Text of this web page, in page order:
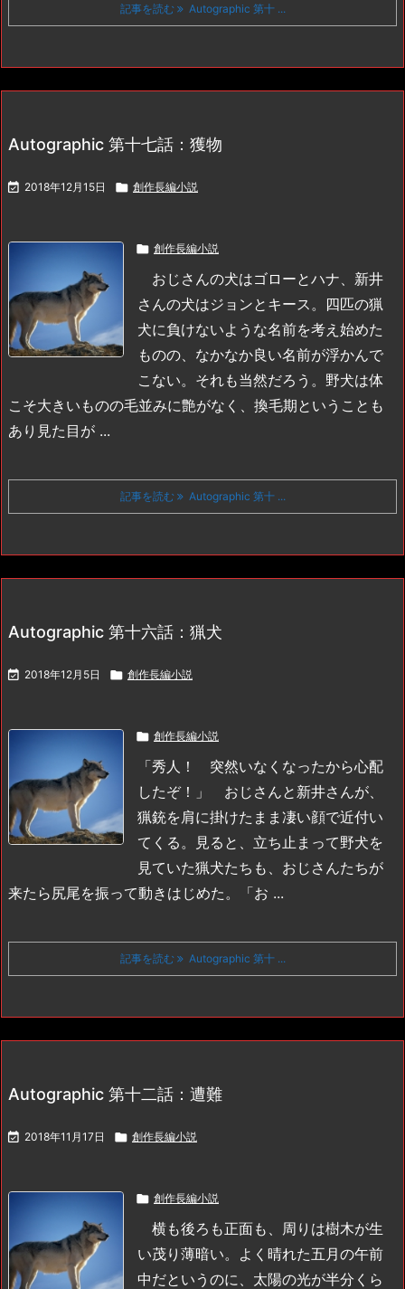
記事を読む Autographic 第十 ...
Autographic 第十七話：獲物
 2018年12月15日  創作長編小説
 創作長編小説
おじさんの犬はゴローとハナ、新井
さんの犬はジョンとキース。四匹の猟
犬に負けないような名前を考え始めた
ものの、なかなか良い名前が浮かんで
こない。それも当然だろう。野犬は体
こそ大きいものの毛並みに艶がなく、換毛期ということも
あり見た目が ...
記事を読む Autographic 第十 ...
Autographic 第十六話：猟犬
 2018年12月5日  創作長編小説
 創作長編小説
「秀人！ 突然いなくなったから心配
したぞ！」
おじさんと新井さんが、
猟銃を肩に掛けたまま凄い顔で近付い
てくる。見ると、立ち止まって野犬を
見ていた猟犬たちも、おじさんたちが
来たら尻尾を振って動きはじめた。
「お ...
記事を読む Autographic 第十 ...
Autographic 第十二話：遭難
 2018年11月17日  創作長編小説
 創作長編小説
横も後ろも正面も、周りは樹木が生
い茂り薄暗い。よく晴れた五月の午前
中だというのに、太陽の光が半分くら